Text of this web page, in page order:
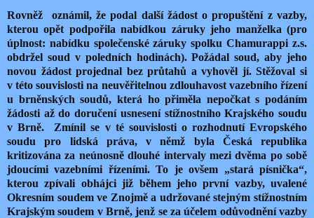
Rovněž
oznámil, že podal další žádost o propuštění z vazby,
kterou opět podpořila nabídkou záruky jeho manželka (pro
úplnost: nabídku společenské záruky spolku Chamurappi z.s.
obdržel soud v poledních hodinách). Požádal soud, aby jeho
novou žádost projednal bez průtahů a vyhověl jí. Stěžoval si
v této souvislosti na neuvěřitelnou zdlouhavost vazebního řízení
u brněnských soudů, která ho přiměla nepočkat s podáním
žádosti až do doručení usnesení stížnostního Krajského soudu
v Brně.
Zmínil se v té souvislosti o rozhodnutí Evropského
soudu pro lidská práva, v němž byla Česká republika
kritizována za neúnosně dlouhé intervaly mezi dvěma po sobě
jdoucími vazebními řízeními. To je ovšem „stará písnička“,
kterou zpívali obhájci již během jeho první vazby, uvalené
Okresním soudem ve Znojmě a udržované stejným stížnostním
Krajským soudem v Brně, jenž se za účelem odůvodnění vazby